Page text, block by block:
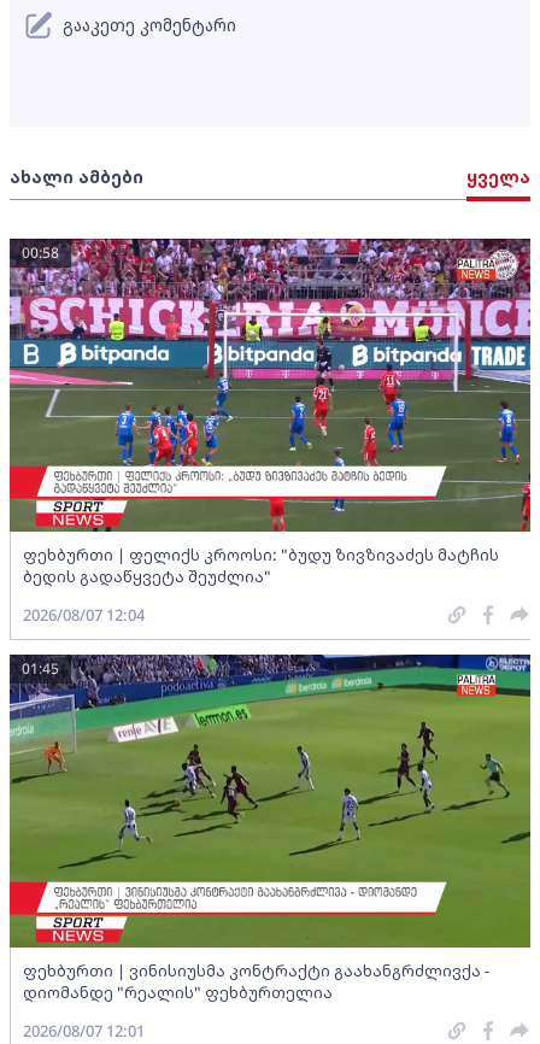
ახალი ამბები ყველა
ფეხბურთი | ფელიქს კროოსი: "ბუდუ ზივზივაძეს მატჩის
ბედის გადაწყვეტა შეუძლია"
00:58
2026/08/07 12:04
ფეხბურთი | ვინისიუსმა კონტრაქტი გაახანგრძლივქა -
დიომანდე "რეალის" ფეხბურთელია
01:45
2026/08/07 12:01
გააკეთე კომენტარი